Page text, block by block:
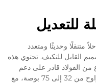
للتعديل
متنقلًا وحديثًا ومتعدد
القابل للتكيف. تحتوي هذه
الفولاذ قادر على دعم
شاشات التلفزيون المسطحة بمقاسات تتراوح من 32 إلى 75 بوصة، مع